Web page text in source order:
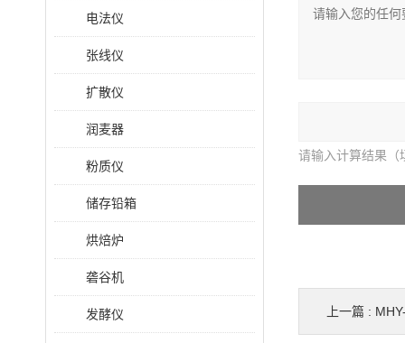
电法仪
张线仪
扩散仪
润麦器
粉质仪
储存铅箱
烘焙炉
砻谷机
发酵仪
请输入计算结果（
上一篇 :